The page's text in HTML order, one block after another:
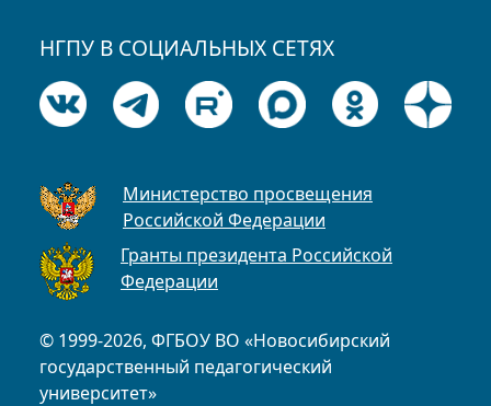
© 1999-2026, ФГБОУ ВО «Новосибирский
государственный педагогический
университет»
НГПУ В СОЦИАЛЬНЫХ СЕТЯХ
Министерство просвещения
Российской Федерации
Гранты президента Российской
Федерации